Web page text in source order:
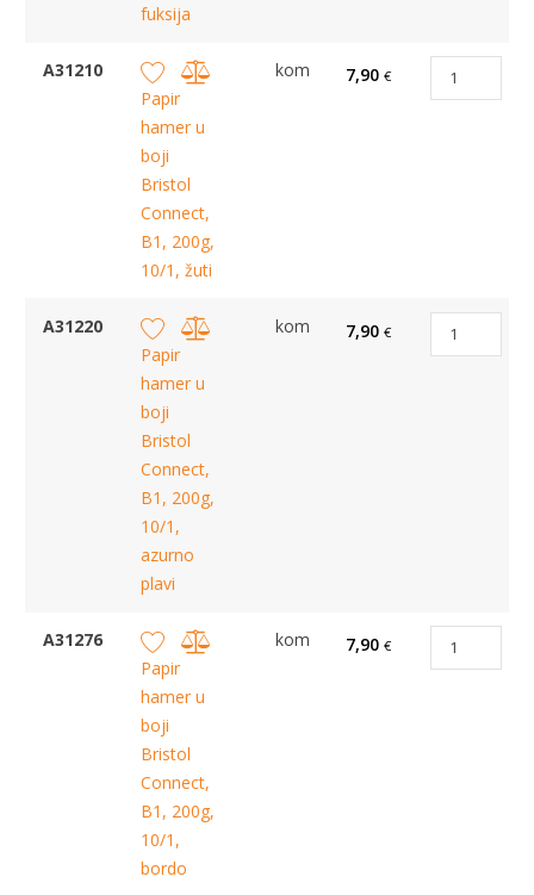
fuksija
A31210
Papir
hamer u
boji
Bristol
Connect,
B1, 200g,
10/1, žuti
kom 7,90 €
A31220
Papir
hamer u
boji
Bristol
Connect,
B1, 200g,
10/1,
azurno
plavi
kom 7,90 €
A31276
Papir
hamer u
boji
Bristol
Connect,
B1, 200g,
10/1,
bordo
kom 7,90 €